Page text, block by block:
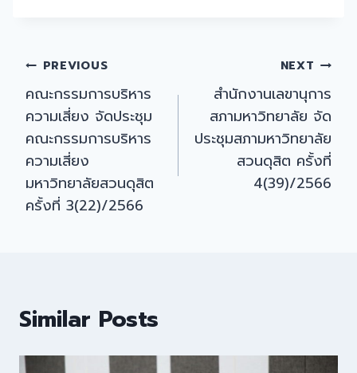
Post
navigation
PREVIOUS
คณะกรรมการบริหาร
ความเสี่ยง จัดประชุม
คณะกรรมการบริหาร
ความเสี่ยง
มหาวิทยาลัยสวนดุสิต
ครั้งที่ 3(22)/2566
NEXT
สำนักงานเลขานุการ
สภามหาวิทยาลัย จัด
ประชุมสภามหาวิทยาลัย
สวนดุสิต ครั้งที่
4(39)/2566
Similar Posts